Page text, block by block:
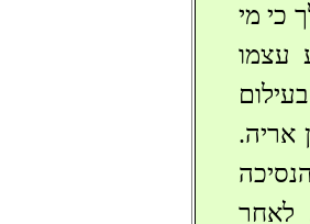
כי מי
עצמו
אריה.
לאחר